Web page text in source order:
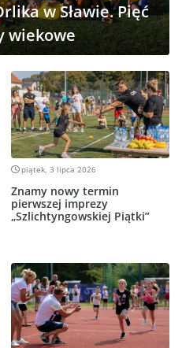
w Sławie. Pięć
wiekowe
piątek, 3 lipca 2026
Znamy nowy termin
pierwszej imprezy
„Szlichtyngowskiej Piątki”